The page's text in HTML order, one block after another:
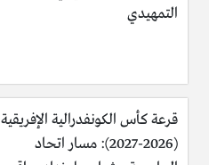
التمهيدي
قرعة كأس الكونفدرالية الإفريقية
(2026-2027): مسار اتحاد